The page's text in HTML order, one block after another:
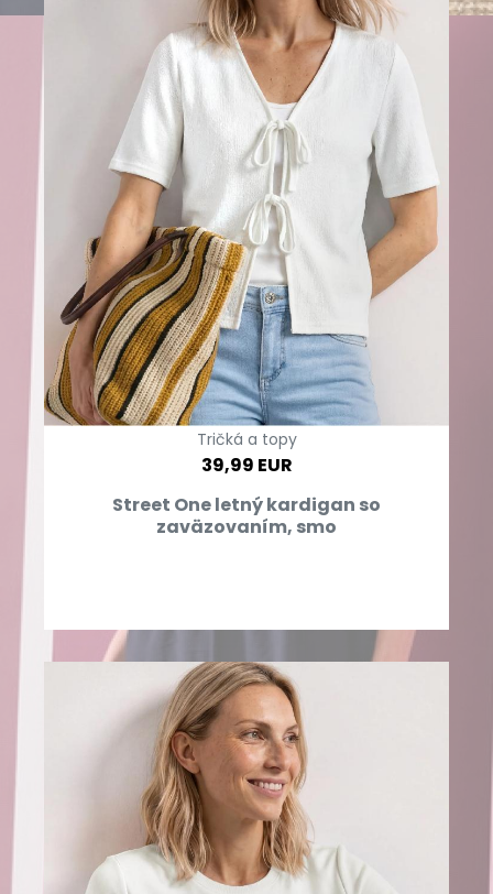
Tričká a topy
39,99 EUR
Street One letný kardigan so
zaväzovaním, smo